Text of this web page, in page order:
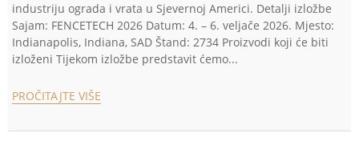
industriju ograda i vrata u Sjevernoj Americi. Detalji izložbe
Sajam: FENCETECH 2026 Datum: 4. – 6. veljače 2026. Mjesto:
Indianapolis, Indiana, SAD Štand: 2734 Proizvodi koji će biti
izloženi Tijekom izložbe predstavit ćemo...
PROČITAJTE VIŠE